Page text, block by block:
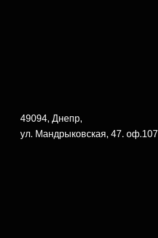
49094, Днепр,
ул. Мандрыковская, 47. оф.107